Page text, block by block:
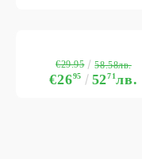
€2695 5271лв.
€29.95 58.58лв.